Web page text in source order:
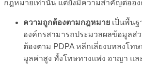
กฎหมายเท่านั้น แต่ยังมีความสำคัญต่ออ
ความถูกต้องตามกฎหมาย เป็นพื้น
องค์กรสามารถประมวลผลข้อมูลส่
ต้องตาม PDPA หลีกเลี่ยงบทลงโท
มูลค่าสูง ทั้งโทษทางแพ่ง อาญา แล